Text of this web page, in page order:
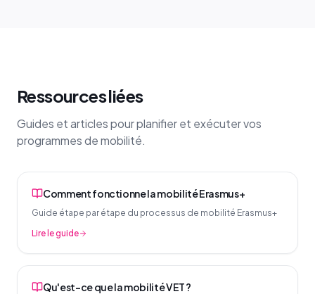
Ressources liées
Guides et articles pour planifier et exécuter vos
programmes de mobilité.
Comment fonctionne la mobilité Erasmus+
Guide étape par étape du processus de mobilité Erasmus+
Lire le guide
Qu'est-ce que la mobilité VET ?